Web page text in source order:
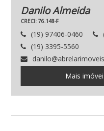
Danilo Almeida
CRECI: 76.148-F
(19) 97406-0460
(19) 3395-5560
Mais